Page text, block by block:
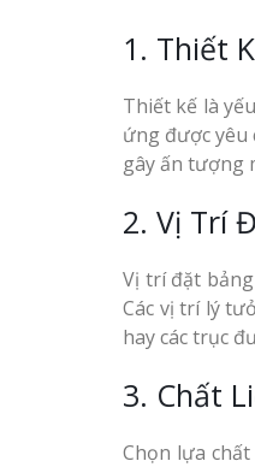
1. Thiết
Thiết kế là
ứng được yêu
gây ấn tượng
2. Vị Trí
Vị trí đặt
Các vị trí lý
hay các trục
3. Chất
Chọn lựa
Mẫu
Binh đẹp giá